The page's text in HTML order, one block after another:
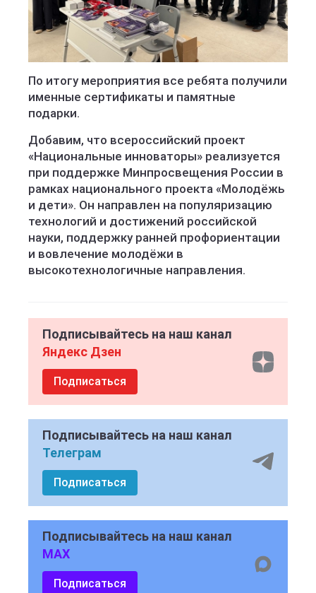
По итогу мероприятия все ребята получили
именные сертификаты и памятные
подарки.
Добавим, что всероссийский проект
«Национальные инноваторы» реализуется
при поддержке Минпросвещения России в
рамках национального проекта «Молодёжь
и дети». Он направлен на популяризацию
технологий и достижений российской
науки, поддержку ранней профориентации
и вовлечение молодёжи в
высокотехнологичные направления.
Подписывайтесь на наш канал
Яндекс Дзен
Подписаться
Подписывайтесь на наш канал
Телеграм
Подписаться
Подписывайтесь на наш канал
MAX
Подписаться